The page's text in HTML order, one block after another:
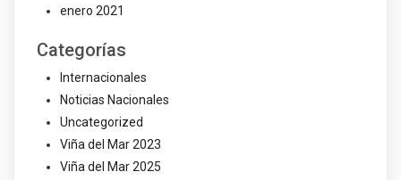
enero 2021
Categorías
Internacionales
Noticias Nacionales
Uncategorized
Viña del Mar 2023
Viña del Mar 2025